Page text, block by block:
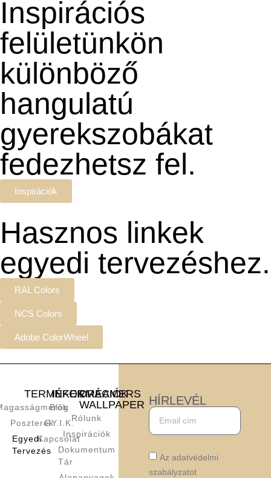
Inspirációs
felületünkön
különböző
hangulatú
gyerekszobákat
fedezhetsz fel.
Inspirációk
Hasznos linkek
egyedi tervezéshez.
RAL Colors
NCS Colors
Adobe ColorWheel
HÍRLEVÉL
Az adatvédelmi
szabályzatot
TERMÉKEK
Poszterek
Egyedi
Tervezés
INFORMÁCIÓK
Blog
GY.I.K.
Kapcsolat
DREAMERS
WALLPAPER
Rólunk
Inspirációk
Dokumentum
Tár